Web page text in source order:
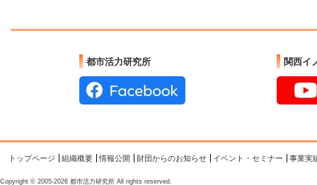
都市活力研究所 関西イ
トップページ 組織概要 情報公開 財団からのお知らせ イベント・セミナー 事業実
Copyright © 2005-2026 都市活力研究所 All rights reserved.